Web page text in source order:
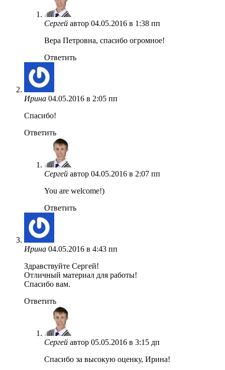
Сергей автор 04.05.2016 в 1:38 пп
Вера Петровна, спасибо огромное!
Ответить
Ирина 04.05.2016 в 2:05 пп
Спасибо!
Ответить
Сергей автор 04.05.2016 в 2:07 пп
You are welcome!)
Ответить
Ирина 04.05.2016 в 4:43 пп
Здравствуйте Сергей!
Отличный материал для работы!
Спасибо вам.
Ответить
Сергей автор 05.05.2016 в 3:15 дп
Спасибо за высокую оценку, Ирина!